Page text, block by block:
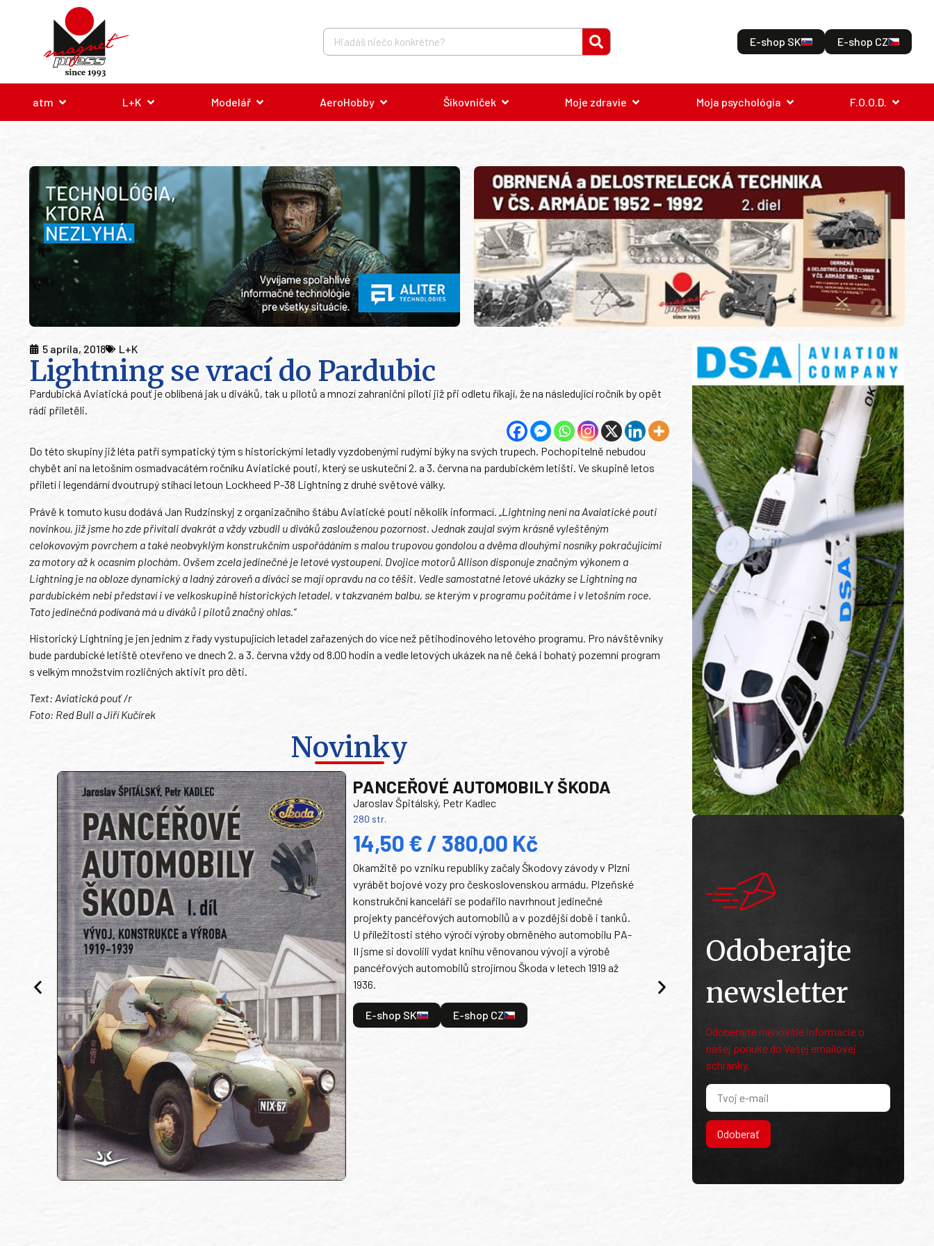
E-shop SK E-shop CZ
atm L+K Modelář AeroHobby Šikovníček Moje zdravie Moja psychológia F.O.O.D.
5 apríla, 2018 L+K
Lightning se vrací do Pardubic
Pardubická Aviatická pouť je oblíbená jak u diváků, tak u pilotů a mnozí zahraniční piloti již při odletu říkají, že na následující ročník by opět
rádi přiletěli.
Do této skupiny již léta patří sympatický tým s historickými letadly vyzdobenými rudými býky na svých trupech. Pochopitelně nebudou
chybět ani na letošním osmadvacátém ročníku Aviatické pouti, který se uskuteční 2. a 3. června na pardubickém letišti. Ve skupině letos
přiletí i legendární dvoutrupý stíhací letoun Lockheed P-38 Lightning z druhé světové války.
Právě k tomuto kusu dodává Jan Rudzinskyj z organizačního štábu Aviatické pouti několik informací.
„Lightning není na Avaiatické pouti
novinkou, již jsme ho zde přivítali dvakrát a vždy vzbudil u diváků zaslouženou pozornost. Jednak zaujal svým krásně vyleštěným
celokovovým povrchem a také neobvyklým konstrukčním uspořádáním s malou trupovou gondolou a dvěma dlouhými nosníky pokračujícími
za motory až k ocasním plochám. Ovšem zcela jedinečné je letové vystoupení. Dvojice motorů Allison disponuje značným výkonem a
Lightning je na obloze dynamický a ladný zároveň a diváci se mají opravdu na co těšit. Vedle samostatné letové ukázky se Lightning na
pardubickém nebi představí i ve velkoskupině historických letadel, v takzvaném balbu, se kterým v programu počítáme i v letošním roce.
Tato jedinečná podívaná má u diváků i pilotů značný ohlas.“
Historický Lightning je jen jedním z řady vystupujících letadel zařazených do více než pětihodinového letového programu. Pro návštěvníky
bude pardubické letiště otevřeno ve dnech 2. a 3. června vždy od 8.00 hodin a vedle letových ukázek na ně čeká i bohatý pozemní program
s velkým množstvím rozličných aktivit pro děti.
Text: Aviatická pouť /r
Foto: Red Bull a Jiří Kučírek
Novinky
PANCEŘOVÉ AUTOMOBILY ŠKODA
Jaroslav Špitálský, Petr Kadlec
280 str.
14,50 € / 380,00 Kč
Okamžitě po vzniku republiky začaly Škodovy závody v Plzni
vyrábět bojové vozy pro československou armádu. Plzeňské
konstrukční kanceláři se podařilo navrhnout jedinečné
projekty pancéřových automobilů a v pozdější době i tanků.
U příležitosti stého výročí výroby obrněného automobilu PA-
II jsme si dovolili vydat knihu věnovanou vývoji a výrobě
pancéřových automobilů strojírnou Škoda v letech 1919 až
1936.
E-shop SK E-shop CZ
Odoberajte
newsletter
Odoberajte najnovšie informácie o
našej ponuke do Vašej emailovej
schránky.
Odoberať